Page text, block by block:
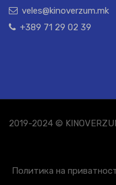
veles@kinoverzum.mk
+389 71 29 02 39
2019-2024 ©
Политика на